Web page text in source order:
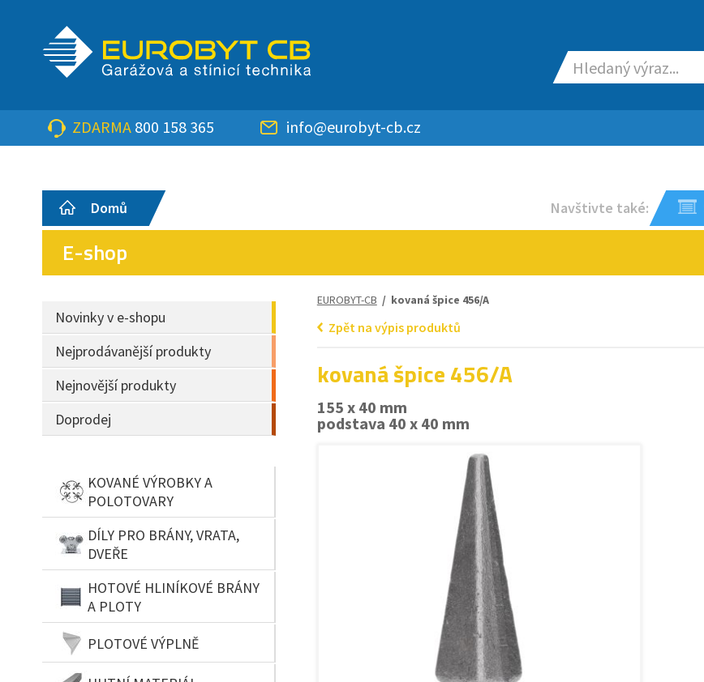
ZDARMA 800 158 365 info@eurobyt-cb.cz
Domů Navštivte také:
E-shop
Novinky v e-shopu
Nejprodávanější produkty
Nejnovější produkty
Doprodej
KOVANÉ VÝROBKY A
POLOTOVARY
DÍLY PRO BRÁNY, VRATA,
DVEŘE
HOTOVÉ HLINÍKOVÉ BRÁNY
A PLOTY
PLOTOVÉ VÝPLNĚ
EUROBYT-CB / kovaná špice 456/A
Zpět na výpis produktů
kovaná špice 456/A
155 x 40 mm
podstava 40 x 40 mm